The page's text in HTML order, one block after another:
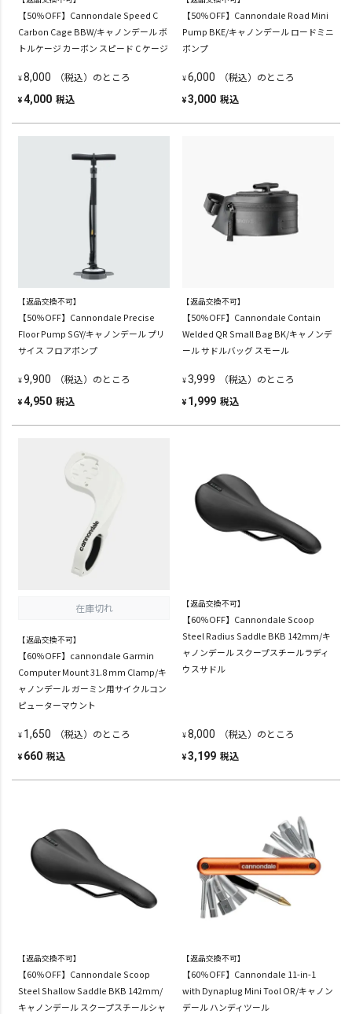
【50％OFF】Cannondale Speed C
Carbon Cage BBW/キャノンデール ボ
トルケージ カーボン スピード C ケージ
¥8,000 （税込）のところ
¥4,000 税込
【50％OFF】Cannondale Road Mini
Pump BKE/キャノンデール ロードミニ
ポンプ
¥6,000 （税込）のところ
¥3,000 税込
【返品交換不可】
【50％OFF】Cannondale Precise
Floor Pump SGY/キャノンデール プリ
サイス フロアポンプ
¥9,900 （税込）のところ
¥4,950 税込
【返品交換不可】
【50％OFF】Cannondale Contain
Welded QR Small Bag BK/キャノンデ
ール サドルバッグ スモール
¥3,999 （税込）のところ
¥ 1,999 税込
在庫切れ
【返品交換不可】
【60％OFF】cannondale Garmin
Computer Mount 31.8 mm Clamp/キ
ャノンデール ガーミン用サイクルコン
ピューターマウント
¥ 1,650 （税込）のところ
¥ 660 税込
【返品交換不可】
【60％OFF】Cannondale Scoop
Steel Radius Saddle BKB 142mm/キ
ャノンデール スクープスチールラディ
ウスサドル
¥8,000 （税込）のところ
¥3,199 税込
【返品交換不可】
【60％OFF】Cannondale Scoop
Steel Shallow Saddle BKB 142mm/
キャノンデール スクープスチールシャ
【返品交換不可】
【60％OFF】Cannondale 11-in-1
with Dynaplug Mini Tool OR/キャノン
デール ハンディツール